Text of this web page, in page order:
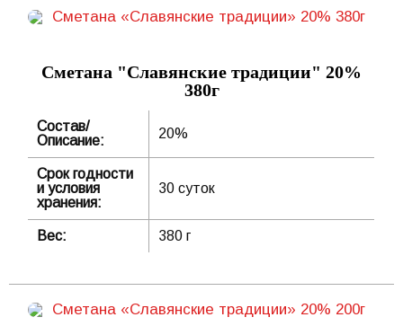
Сметана "Славянские традиции" 20%
380г
Состав/
Описание:
20%
Срок годности
и условия
хранения:
30 суток
Вес: 380 г